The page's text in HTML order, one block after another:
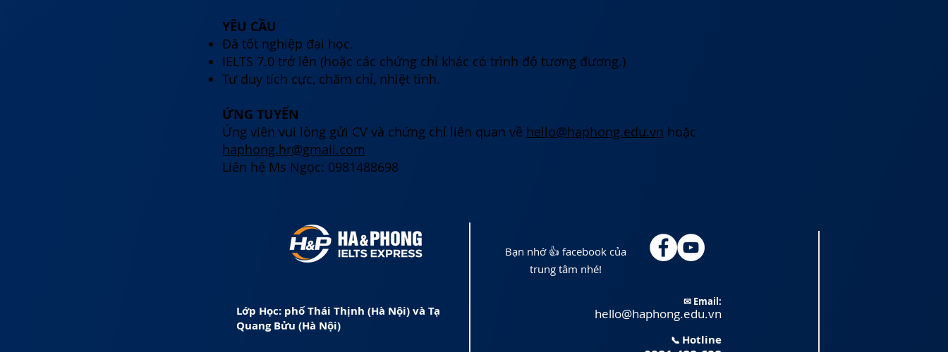
YÊU CẦU
Đã tốt nghiệp đại học.
IELTS 7.0 trở lên (hoặc các chứng chỉ khác có trình độ tương đương.)
Tư duy tích cực, chăm chỉ, nhiệt tình.
ỨNG TUYỂN
Ứng viên vui lòng gửi CV và chứng chỉ liên quan về hello@haphong.edu.vn hoặc
haphong.hr@gmail.com
Liên hệ Ms Ngọc: 0981488698
Lớp Học: phố Thái Thịnh (Hà Nội) và Tạ
Quang Bửu (Hà Nội)
Bạn nhớ 👍 facebook của
trung tâm nhé!
✉ Email:
hello@haphong.edu.vn
📞 Hotline